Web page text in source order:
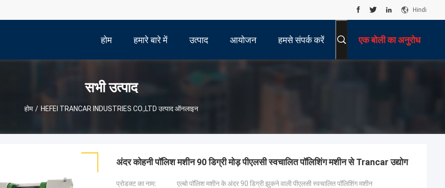
Hindi
होम हमारे बारे में उत्पाद आयोजन हमसे संपर्क करें एक बोली का अनुरोध
सभी उत्पाद
होम / HEFEI TRANCAR INDUSTRIES CO.,LTD उत्पाद ऑनलाइन
अंदर कोहनी पॉलिश मशीन 90 डिग्री मोड़ पीएलसी स्वचालित पॉलिशिंग मशीन से Trancar उद्योग
प्रोडक्ट का नाम:
एल्बो पॉलिश मशीन के अंदर 90 डिग्री झुकने वाली पीएलसी स्वचालित पॉलिशिंग मशीन